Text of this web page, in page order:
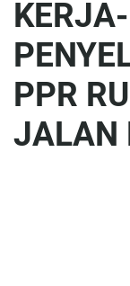
PPR
JALAN